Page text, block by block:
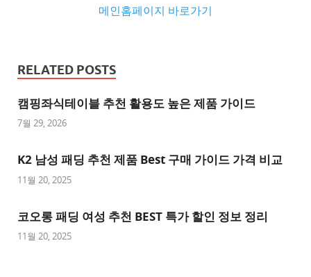
메인홈페이지 바로가기
사
이
트
천
사
트
1
RELATED POSTS
캠핑좌식테이블 추천 활용도 높은 제품 가이드
7월 29, 2026
K2 남성 패딩 추천 제품 Best 구매 가이드 가격 비교
11월 20, 2025
코오롱 패딩 여성 추천 BEST 특가 할인 정보 정리
11월 20, 2025